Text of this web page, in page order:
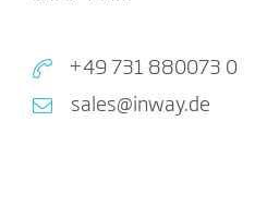
+49 731 880073 0
sales@inway.de